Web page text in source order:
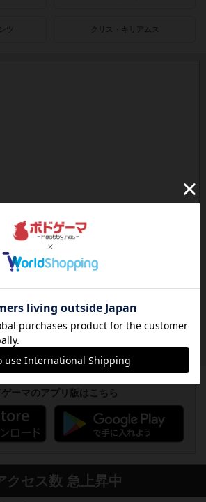
ツ クリス・キリアムス
ーマのアプリ版はこちら
クセス数 急上昇中